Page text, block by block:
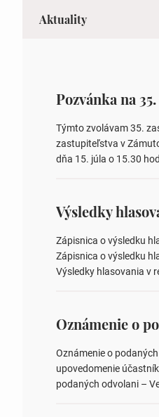
Aktuality
Týmto zvolávam 35.
zastupiteľstva v
dňa 15. júla o 15.30
overovateľov zápisnice
obvodov pre voľby
zastupiteľstiev, počtu
zastupiteľstiev v nich
obecného pozemku –…
Zápisnica o výsledku
Zápisnica o výsledku
Výsledky hlasovania v
ysledky.html
Oznámenie o
upovedomenie
podaných odvolani –